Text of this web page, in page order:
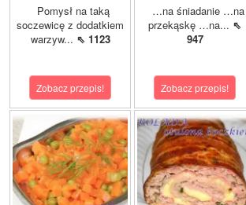
Pomysł na taką
soczewicę z dodatkiem
warzyw... ⇖ 1123
Zobacz przepis!
…na śniadanie …na
przekąskę …na... ⇖
947
Zobacz przepis!